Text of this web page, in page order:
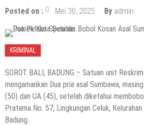
Posted on : Mei 30, 2025 By admin
KRIMINAL
SOROT BALI, BADUNG – Satuan unit
mengamankan Dua pria asal Sumbawa,
(50) dan UA (45), setelah diketahui
Pratama No. 57, Lingkungan Celuk,
Badung.